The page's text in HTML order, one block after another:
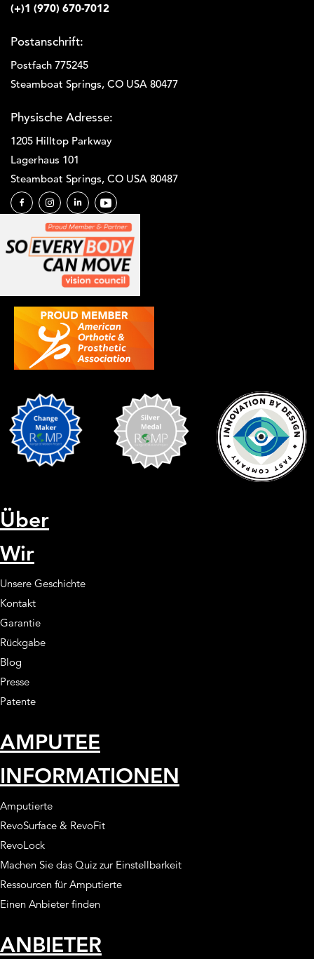
(+)1 (970) 670-7012
Postanschrift:
Postfach 775245
Steamboat Springs, CO USA 80477
Physische Adresse:
1205 Hilltop Parkway
Lagerhaus 101
Steamboat Springs, CO USA 80487
Über
Wir
Unsere Geschichte
Kontakt
Garantie
Rückgabe
Blog
Presse
Patente
AMPUTEE
INFORMATIONEN
Amputierte
RevoSurface & RevoFit
RevoLock
Machen Sie das Quiz zur Einstellbarkeit
Ressourcen für Amputierte
Einen Anbieter finden
ANBIETER